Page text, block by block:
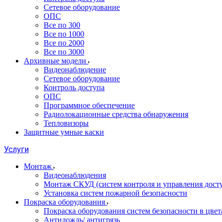
Сетевое оборудование
ОПС
Все по 300
Все по 1000
Все по 2000
Все по 3000
Архивные модели
Видеонаблюдение
Сетевое оборудование
Контроль доступа
ОПС
Программное обеспечение
Радиолокационные средства обнаружения
Тепловизоры
Защитные умные каски
Услуги
Монтаж
Видеонаблюдения
Монтаж СКУД (систем контроля и управления
Установка систем пожарной безопасности
Покраска оборудования
Покраска оборудования систем безопасности в
Антидождь/ антигрязь